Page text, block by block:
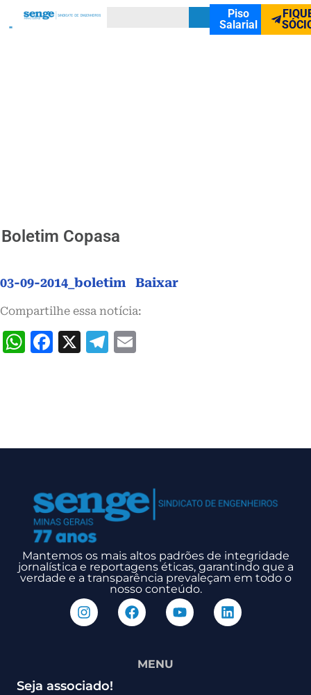
Piso
Salarial
Boletim Copasa
03-09-2014_boletim Baixar
Compartilhe essa notícia:
WhatsApp
Facebook
X Telegram
Mantemos os mais altos padrões de integridade
jornalística e reportagens éticas, garantindo que a
verdade e a transparência prevaleçam em todo o
nosso conteúdo.
MENU
Seja associado!